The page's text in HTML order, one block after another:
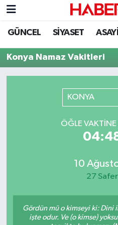
GÜNCEL SİYASET
Konya Namaz Vakitleri
KONYA
ÖĞLE VAKTINE
10
27
Gördün mü o kimseyi ki: Dini
işte odur. Ve (o kimse)
GÜNCEL
EKONOMİ
EĞİTİM
Nöbetçi Eczaneler
Kahramanmaraş
Süper Lig Puan
Tüm Manşetler
Haber Arşivi